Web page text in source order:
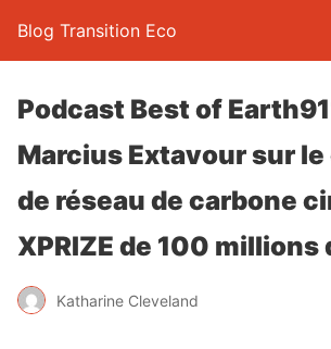
Blog Transition Eco
Podcast Best of
Marcius Extavour sur
de réseau de carbone
XPRIZE de 100 millions
Katharine Cleveland